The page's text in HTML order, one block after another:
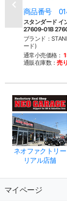
商品番号
スタンダード イ
27609-01B
ブランド：
ード)
通常小売価格：
通販在庫数：売
ネオファクトリー
リアル店舗
マイページ